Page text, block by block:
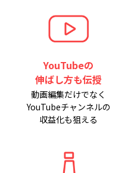
YouTubeの
伸ばし方も伝授
動画編集だけでなく
YouTubeチャンネルの
収益化も狙える